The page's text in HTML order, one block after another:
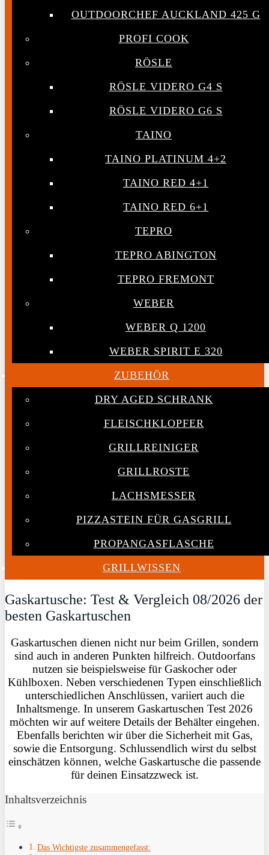
OUTDOORCHEF AUCKLAND 425 G
PROFI COOK
RÖSLE
RÖSLE VIDERO G4 S
RÖSLE VIDERO G6 S
TAINO
TAINO PLATINUM 4+2
TAINO RED 4+1
TAINO RED 6+1
TEPRO
TEPRO ABINGTON
TEPRO FREMONT
WEBER
WEBER Q 1200
WEBER SPIRIT E 320
ZUBEHÖR
DRY AGED SCHRANK
FLEISCHKLOPFER
GRILLREINIGER
GRILLROSTE
LACHSMESSER
PIZZASTEIN FÜR GASGRILL
PROPANGASFLASCHE
GRILLWISSEN
Gaskartusche: Test & Vergleich 08/2026 der
besten Gaskartuschen
Gaskartuschen dienen nicht nur beim Grillen, sondern
sind auch in anderen Punkten hilfreich. Outdoorfans
nutzen sie beispielsweise für Gaskocher oder
Kühlboxen. Neben verschiedenen Typen einschließlich
unterschiedlichen Anschlüssen, variiert auch die
Inhaltsmenge. In unserem Gaskartuschen Test 2026
möchten wir auf weitere Details der Behälter eingehen.
Ebenfalls berichten wir über die Sicherheit mit Gas,
sowie die Entsorgung. Schlussendlich wirst du selbst
einschätzen können, welche Gaskartusche die passende
für deinen Einsatzzweck ist.
Inhaltsverzeichnis
Das Wichtigste zusammengefasst: